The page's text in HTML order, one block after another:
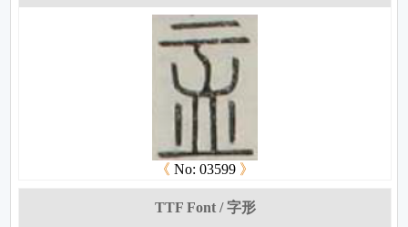
《 No: 03599 》
TTF Font / 字形